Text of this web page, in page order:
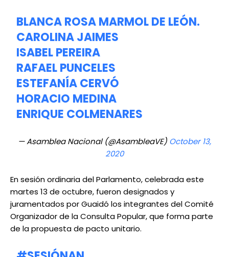
BLANCA ROSA MARMOL DE LEÓN.
CAROLINA JAIMES
ISABEL PEREIRA
RAFAEL PUNCELES
ESTEFANÍA CERVÓ
HORACIO MEDINA
ENRIQUE COLMENARES
— Asamblea Nacional (@AsambleaVE) October 13,
2020
En sesión ordinaria del Parlamento, celebrada este
martes 13 de octubre, fueron designados y
juramentados por Guaidó los integrantes del Comité
Organizador de la Consulta Popular, que forma parte
de la propuesta de pacto unitario.